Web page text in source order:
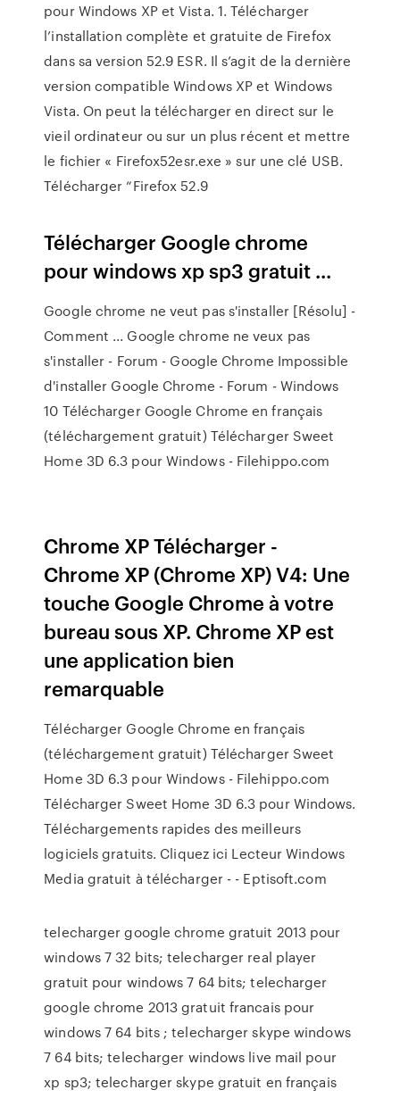
pour Windows XP et Vista. 1. Télécharger
l’installation complète et gratuite de Firefox
dans sa version 52.9 ESR. Il s’agit de la dernière
version compatible Windows XP et Windows
Vista. On peut la télécharger en direct sur le
vieil ordinateur ou sur un plus récent et mettre
le fichier « Firefox52esr.exe » sur une clé USB.
Télécharger “Firefox 52.9
Télécharger Google chrome
pour windows xp sp3 gratuit ...
Google chrome ne veut pas s'installer [Résolu] -
Comment ... Google chrome ne veux pas
s'installer - Forum - Google Chrome Impossible
d'installer Google Chrome - Forum - Windows
10 Télécharger Google Chrome en français
(téléchargement gratuit) Télécharger Sweet
Home 3D 6.3 pour Windows - Filehippo.com
Chrome XP Télécharger -
Chrome XP (Chrome XP) V4: Une
touche Google Chrome à votre
bureau sous XP. Chrome XP est
une application bien
remarquable
Télécharger Google Chrome en français
(téléchargement gratuit) Télécharger Sweet
Home 3D 6.3 pour Windows - Filehippo.com
Télécharger Sweet Home 3D 6.3 pour Windows.
Téléchargements rapides des meilleurs
logiciels gratuits. Cliquez ici Lecteur Windows
Media gratuit à télécharger - - Eptisoft.com
telecharger google chrome gratuit 2013 pour
windows 7 32 bits; telecharger real player
gratuit pour windows 7 64 bits; telecharger
google chrome 2013 gratuit francais pour
windows 7 64 bits ; telecharger skype windows
7 64 bits; telecharger windows live mail pour
xp sp3; telecharger skype gratuit en français